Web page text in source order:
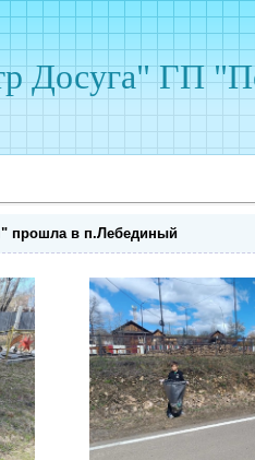
Досуга" ГП
прошла в п.Лебединый